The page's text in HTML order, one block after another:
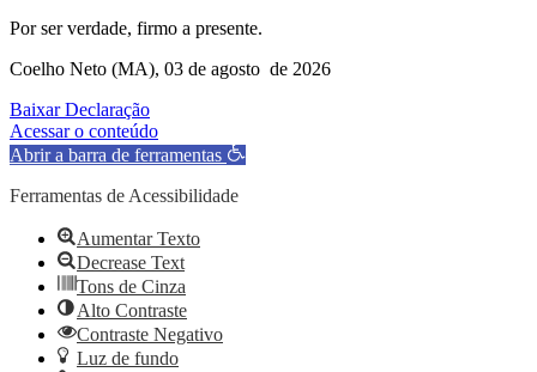
Por ser verdade, firmo a presente.
Coelho Neto (MA), 03 de agosto de 2026
Baixar Declaração
Acessar o conteúdo
Abrir a barra de ferramentas
Ferramentas de Acessibilidade
Aumentar Texto
Decrease Text
Tons de Cinza
Alto Contraste
Contraste Negativo
Luz de fundo